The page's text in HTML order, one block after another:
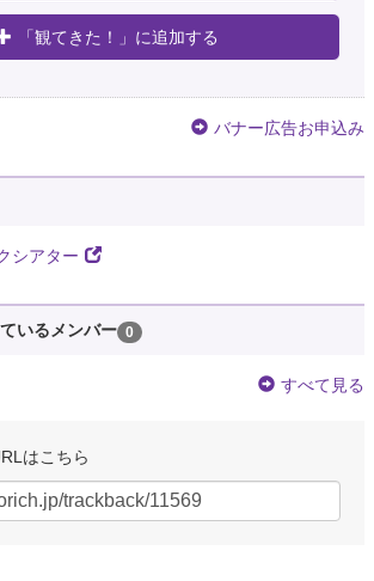
「観てきた！」に追加する
バナー広告お申込み
シアター
いるメンバー 0
すべて見る
はこちら